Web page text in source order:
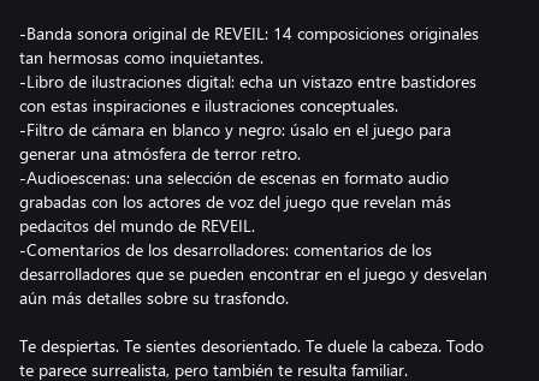
-Banda sonora original de REVEIL: 14 composiciones originales
tan hermosas como inquietantes.
-Libro de ilustraciones digital: echa un vistazo entre bastidores
con estas inspiraciones e ilustraciones conceptuales.
-Filtro de cámara en blanco y negro: úsalo en el juego para
generar una atmósfera de terror retro.
-Audioescenas: una selección de escenas en formato audio
grabadas con los actores de voz del juego que revelan más
pedacitos del mundo de REVEIL.
-Comentarios de los desarrolladores: comentarios de los
desarrolladores que se pueden encontrar en el juego y desvelan
aún más detalles sobre su trasfondo.
Te despiertas. Te sientes desorientado. Te duele la cabeza. Todo
te parece surrealista, pero también te resulta familiar.